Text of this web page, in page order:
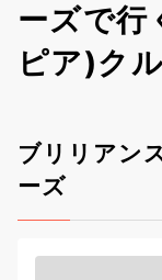
ーズで行
ピア)ク
ブリリアン
ーズ